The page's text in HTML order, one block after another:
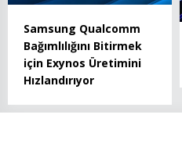
Samsung Qualcomm
Bağımlılığını Bitirmek
için Exynos Üretimini
Hızlandırıyor